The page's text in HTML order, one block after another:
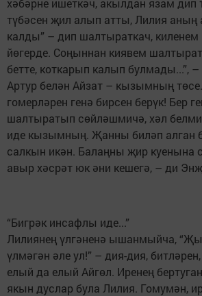
хәбәрне ишеткәч, акылдан язам дип
түбәсен җил алып атты, Лилия
калды” – дип шалтыраткач,
йөгерде. Соңыннан киявем
бетте, коткарып калып булмады...”,
Артур белән Айзат – кызымның
гомерләрен генә бирсен берүк! Бер
шалтыратып сөйләшмичә, хәл
иде кызымның. Җанны биләп алган
салкын икән. Балаңны җир куенына
авыр хәсрәт юк әни кешегә, – ди
“Бигрәк инсафлы иде...”
Лилиянең үлгәненә ышанмыйча,
үлмәгән әле ул!” – дия-дия,
елый да елый Айгөл. Иренең
якын дуслар була Лилия. Гомумән,